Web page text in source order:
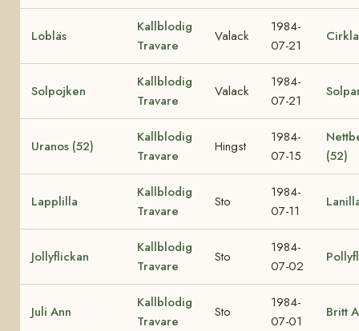
Lobläs
Kallblodig
Travare
Valack
1984-
07-21
Cirkla
Solpojken
Kallblodig
Travare
Valack
1984-
07-21
Uranos (52)
Kallblodig
Travare
Hingst
1984-
07-15
(52)
Lapplilla
Kallblodig
Travare
Sto
1984-
07-11
Jollyflickan
Kallblodig
Travare
Sto
1984-
07-02
Juli Ann
Kallblodig
Travare
Sto
1984-
07-01
Britt